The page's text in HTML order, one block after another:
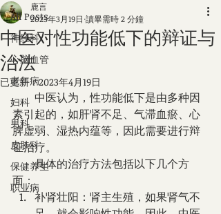
All Posts
神经科
心脑血管
老年病
妇科
男科
皮肤科
保健养生
职业病
中医对性功能低下的辩证与
治法
鹿言
2023年3月19日 讀畢需時 2 分鐘
已更新：2023年4月19日
        中医认为，性功能低下是由多种因
素引起的，如肝肾不足、气滞血瘀、心
脾虚弱、湿热内蕴等，因此需要进行辩
证治疗。
        具体的治疗方法包括以下几个方
面：
补肾壮阳：肾主生殖，如果肾气不